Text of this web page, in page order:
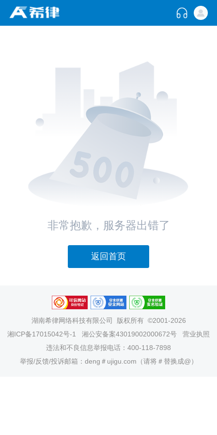
非常抱歉，服务器出错了
返回首页
湖南希律网络科技有限公司
版权所有 ©2001-2026
湘ICP备17015042号-1
湘公安备案43019002000672号
营业执照
违法和不良信息举报电话：400-118-7898
举报/反馈/投诉邮箱：deng＃ujigu.com（请将＃替换成@）